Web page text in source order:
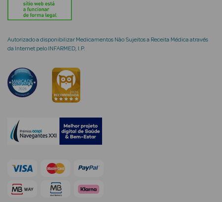
Ver Tudo
Coffrets de
Coffrets de
Homem
Autorizado a disponibilizar Medicamentos Não Sujeitos a Receita Médica através
da Internet pelo INFARMED, I.P.